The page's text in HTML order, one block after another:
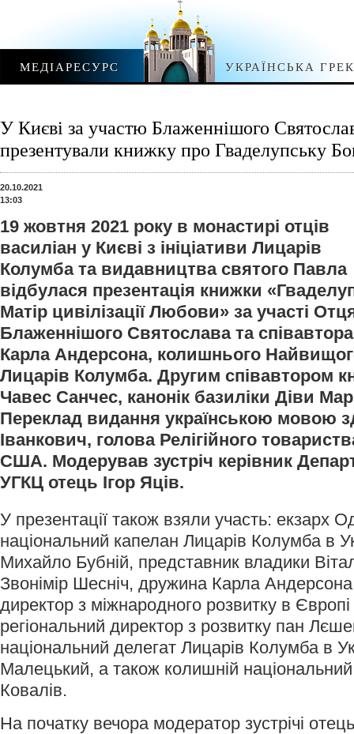
МЕДІАРЕСУРС УКРАЇНСЬКА
У Києві за участю Блаженнішого
презентували книжку про Гваделупську
20.10.2021
13:03
19 жовтня 2021 року в монастирі отців
василіан у Києві з ініціативи Лицарів
Колумба та видавництва святого Павла
відбулася презентація книжки
Матір цивілізації Любови» за участі
Блаженнішого Святослава та
Карла Андерсона, колишнього
Лицарів Колумба. Другим співавтором
Чавес Санчес, канонік базиліки Діви
Переклад видання українською мовою
Іванкович, голова Релігійного
США. Модерував зустріч керівник
УГКЦ отець Ігор Яців.
У презентації також взяли участь: екзарх
національний капелан Лицарів Колумба в
Михайло Бубній, представник владики
Звонімір Шесніч, дружина Карла
директор з міжнародного розвитку в
регіональний директор з розвитку пан
національний делегат Лицарів Колумба в
Малецький, а також колишній
Ковалів.
На початку вечора модератор зустрічі